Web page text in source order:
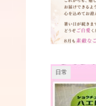
日常